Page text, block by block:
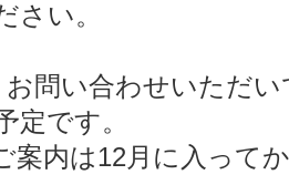
さい。
問い合わせいただい
定です。
内は12月に入ってか